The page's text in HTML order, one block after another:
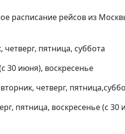
расписание рейсов из
пятница, суббота
30 июня), воскресенье
четверг,
пятница, воскресенье (с 30